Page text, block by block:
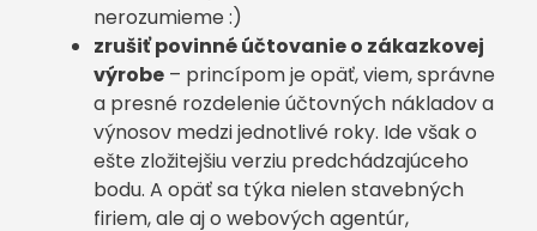
nerozumieme :)
zrušiť povinné účtovanie o zákazkovej
výrobe – princípom je opäť, viem, správne
a presné rozdelenie účtovných nákladov a
výnosov medzi jednotlivé roky. Ide však o
ešte zložitejšiu verziu predchádzajúceho
bodu. A opäť sa týka nielen stavebných
firiem, ale aj o webových agentúr,